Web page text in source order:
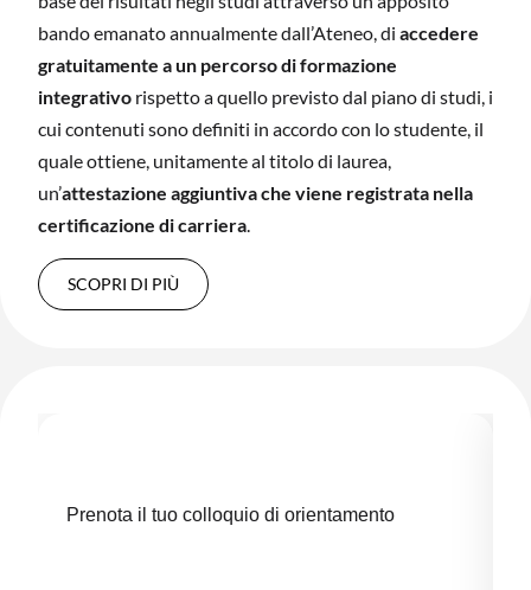
bando emanato annualmente dall’Ateneo, di accedere
gratuitamente a un percorso di formazione
integrativo rispetto a quello previsto dal piano di studi, i
cui contenuti sono definiti in accordo con lo studente, il
quale ottiene, unitamente al titolo di laurea,
un’attestazione aggiuntiva che viene registrata nella
certificazione di carriera.
SCOPRI DI PIÙ
Prenota il tuo colloquio di orientamento